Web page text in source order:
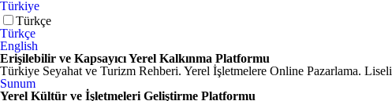
Türkiye
Türkçe
Türkçe
English
Erişilebilir ve Kapsayıcı Yerel Kalkınma Platformu
Türkiye Seyahat ve Turizm Rehberi. Yerel İşletmelere Online Pazarlama.
Sunum
Yerel Kültür ve İşletmeleri Geliştirme Platformu